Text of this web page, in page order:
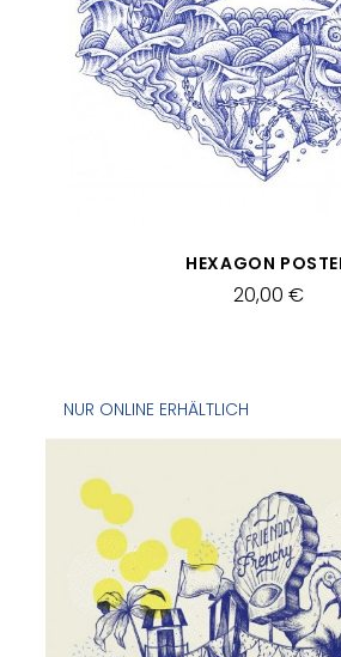
HEXAGON
20,00 €
NUR ONLINE ERHÄLTLICH